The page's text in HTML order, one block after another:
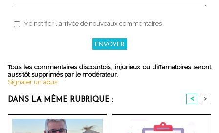
Me notifier l'arrivée de nouveaux commentaires
Tous les commentaires discourtois, injurieux ou diffamatoires seront
aussitôt supprimés par le modérateur.
Signaler un abus
DANS LA MÊME RUBRIQUE : < >